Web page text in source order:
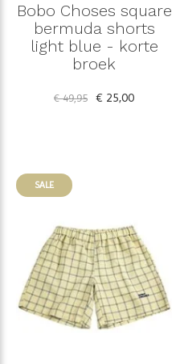
Bobo Choses square
bermuda shorts
light blue - korte
broek
€ 49,95 € 25,00
SALE